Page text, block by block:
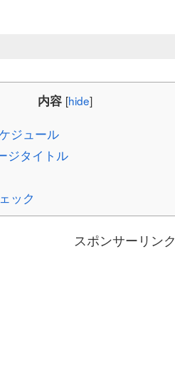
内容 [hide]
ジュール
ジタイトル
ック
スポンサーリンク